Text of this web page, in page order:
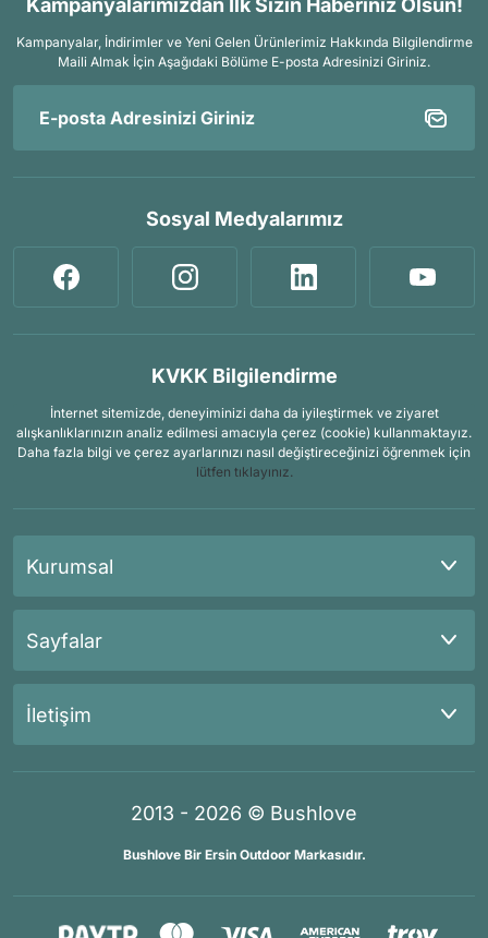
Kampanyalarımızdan İlk Sizin Haberiniz Olsun!
Kampanyalar, İndirimler ve Yeni Gelen Ürünlerimiz Hakkında Bilgilendirme
Maili Almak İçin Aşağıdaki Bölüme E-posta Adresinizi Giriniz.
Sosyal Medyalarımız
KVKK Bilgilendirme
İnternet sitemizde, deneyiminizi daha da iyileştirmek ve ziyaret
alışkanlıklarınızın analiz edilmesi amacıyla çerez (cookie) kullanmaktayız.
Daha fazla bilgi ve çerez ayarlarınızı nasıl değiştireceğinizi öğrenmek için
lütfen tıklayınız.
Kurumsal
Sayfalar
İletişim
2013 - 2026 © Bushlove
Bushlove Bir Ersin Outdoor Markasıdır.